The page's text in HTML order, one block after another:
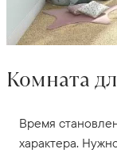
Комната
Время
характера.